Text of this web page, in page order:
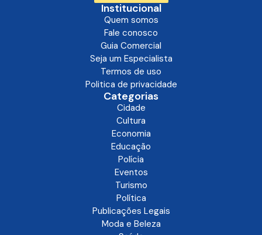
Institucional
Quem somos
Fale conosco
Guia Comercial
Seja um Especialista
Termos de uso
Politica de privacidade
Categorias
Cidade
Cultura
Economia
Educação
Polícia
Eventos
Turismo
Política
Publicações Legais
Moda e Beleza